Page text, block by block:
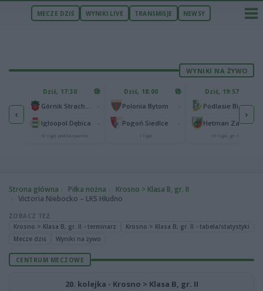
MECZE DZIŚ WYNIKI LIVE TRANSMISJE NEWSY
WYNIKI NA ŻYWO
‹
65
25
Dziś, 17:30
Igloopol Dębica
IV liga podkarpacka
Dziś, 18:00
Polonia Bytom
Pogoń Siedlce
I liga
Dziś, 19:57
Podlasie Biała Podlaska
Hetman Zamość
III liga, gr. IV
›
Strona główna Piłka nożna
Krosno > Klasa B, gr. II
Victoria Niebocko – LKS Hłudno
ZOBACZ TEŻ
Krosno > Klasa B, gr. II - terminarz
Krosno > Klasa B, gr. II - tabela/statystyki
Mecze dziś
Wyniki na żywo
CENTRUM MECZOWE
20. kolejka - Krosno > Klasa B, gr. II